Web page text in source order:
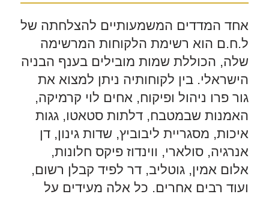
אחד המדדים המשמעותיים להצלחתה של
ל.ח.ם הוא רשימת הלקוחות המרשימה
שלה, הכוללת שמות מובילים בענף הבניה
הישראלי. בין לקוחותיה ניתן למצוא את
גור פרו ניהול ופיקוח, אחים לוי קרמיקה,
האמנות שבמטבח, דלתות סטאטו, גגות
איכות, מסגריית ליבוביץ, שדות גינון, דן
אנרגיה, סולארי, ווינדוז פיקס חלונות,
אלום אמין, גוטליב, דר לפיד קבלן רשום,
ועוד רבים אחרים. כל אלה מעידים על